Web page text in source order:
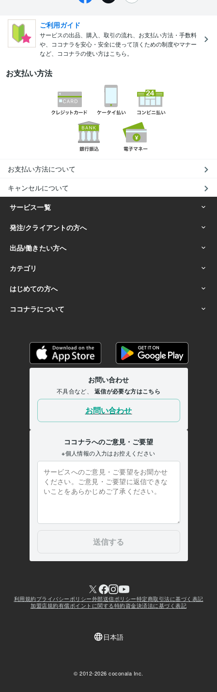
ご利用ガイド
サービスの出品、購入、取引の流れ、お支払い方法・手数料
や、ココナラを安心・安全に使って頂くための制度やマナー
など、ココナラの使い方はこちら。
お支払い方法
お支払い方法について
キャンセルについて